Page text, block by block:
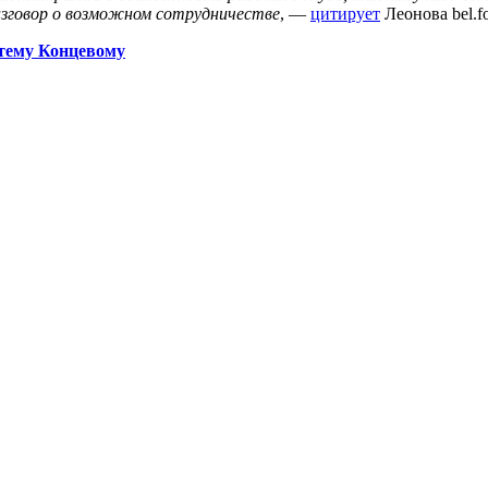
о возможном сотрудничестве, — цитирует Леонова
Концевому